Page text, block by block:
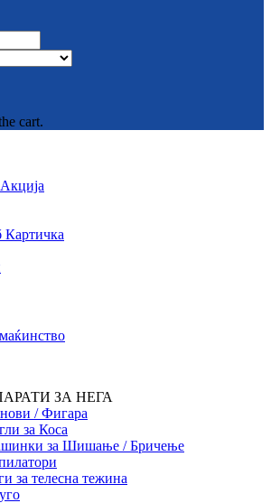
cart.
ЗА НЕГА
/ Фигара
за Коса
за Шишање / Бричење
за телесна тежина